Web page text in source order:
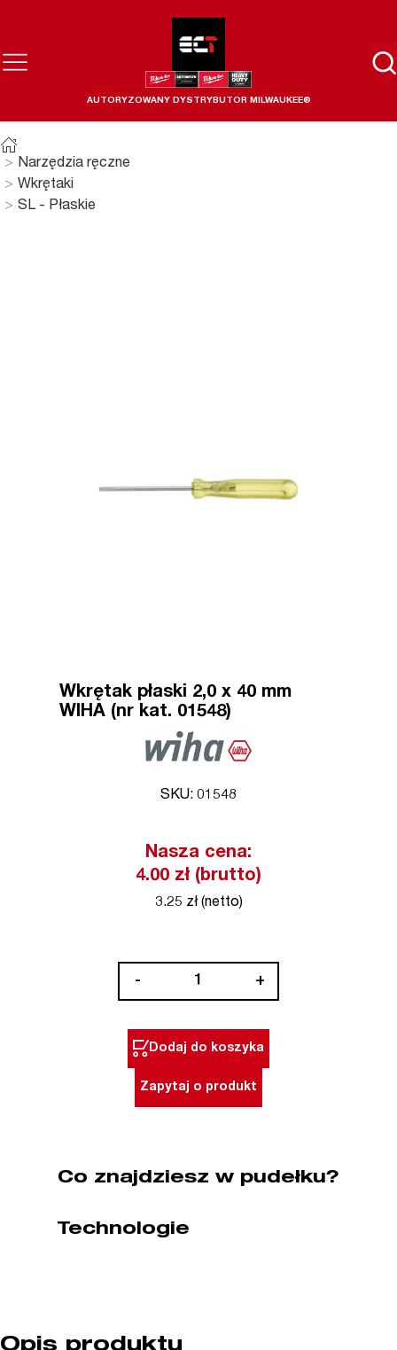
AUTORYZOWANY DYSTRYBUTOR MILWAUKEE®
Narzędzia ręczne
Wkrętaki
SL - Płaskie
Wkrętak płaski 2,0 x 40 mm
WIHA (nr kat. 01548)
SKU: 01548
Nasza cena:
4.00 zł (brutto)
3.25 zł (netto)
-
2,0
01548)
+
Dodaj do koszyka
Zapytaj o produkt
Co znajdziesz w pudełku?
Technologie